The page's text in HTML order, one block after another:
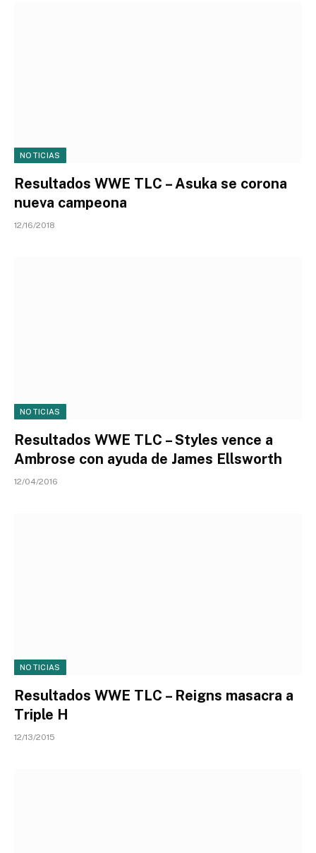
NOTICIAS
Resultados WWE TLC – Asuka se corona
nueva campeona
12/16/2018
NOTICIAS
Resultados WWE TLC – Styles vence a
Ambrose con ayuda de James Ellsworth
12/04/2016
NOTICIAS
Resultados WWE TLC – Reigns masacra a
Triple H
12/13/2015